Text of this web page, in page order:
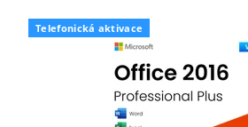
Telefonická aktivace